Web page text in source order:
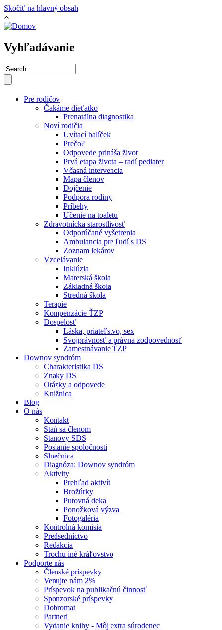
Skočiť na hlavný obsah
Vyhľadávanie
Pre rodičov
Čakáme dieťatko
Prenatálna diagnostika
Noví rodičia
Uvítací balíček
Prečo?
Odpovede prináša život
Prvá etapa života – radí pediater
Včasná intervencia
Mapa členov
Dojčenie
Podpora rodiny
Príbehy
Učenie na toaletu
Zdravotnícka starostlivosť
Odporúčané vyšetrenia
Ambulancia pre ľudí s DS
Zoznam lekárov
Vzdelávanie
Inklúzia
Materská škola
Základná škola
Stredná škola
Terapie
Kompenzácie ŤZP
Dospelosť
Láska, priateľstvo, sex
Svojprávnosť a právna zodpovednosť
Zamestnávanie ŤZP
Downov syndróm
Charakteristika DS
Znaky DS
Otázky a odpovede
Knižnica
Blog
O nás
Kontakt
Staň sa členom
Stanovy SDS
Poslanie spoločnosti
Slnečnica
Diagnóza: Downov syndróm
Aktivity
Prehľad aktivít
Brožúrky
Putovná deka
Ponožková výzva
Fotogaléria
Kontrolná komisia
Predsedníctvo
Redakcia
Trochu iné kráľovstvo
Podporte nás
Členské príspevky
Venujte nám 2%
Príspevok na publikačnú činnosť
Sponzorské príspevky
Dobromat
Partneri
Vydanie knihy - Môj extra súrodenec